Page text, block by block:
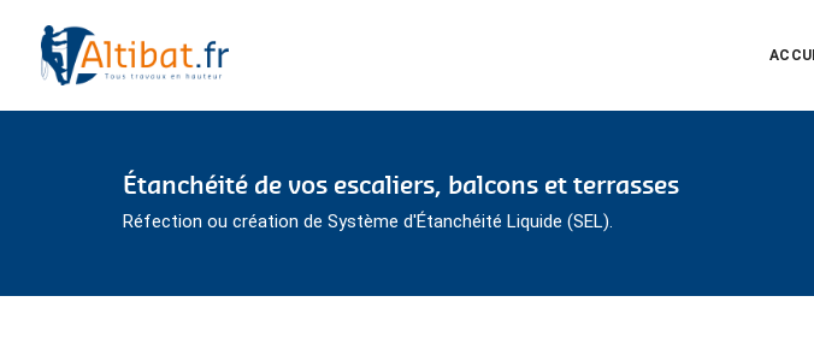
Étanchéité de vos escaliers, balcons et terrasses
Réfection ou création de Système d'Étanchéité Liquide (SEL).